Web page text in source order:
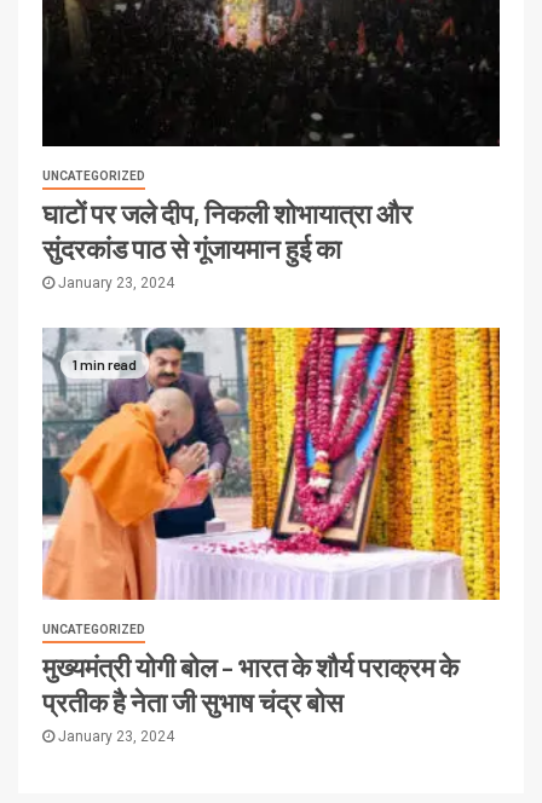
UNCATEGORIZED
घाटों पर जले दीप, निकली शोभायात्रा और
सुंदरकांड पाठ से गूंजायमान हुई का
January 23, 2024
1 min read
UNCATEGORIZED
मुख्यमंत्री योगी बोल – भारत के शौर्य पराक्रम के
प्रतीक है नेता जी सुभाष चंद्र बोस
January 23, 2024